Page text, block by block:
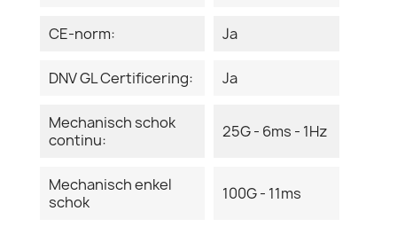
CE-norm: Ja
DNV GL Certificering: Ja
Mechanisch schok
continu:
25G - 6ms - 1Hz
Mechanisch enkel
schok
100G - 11ms